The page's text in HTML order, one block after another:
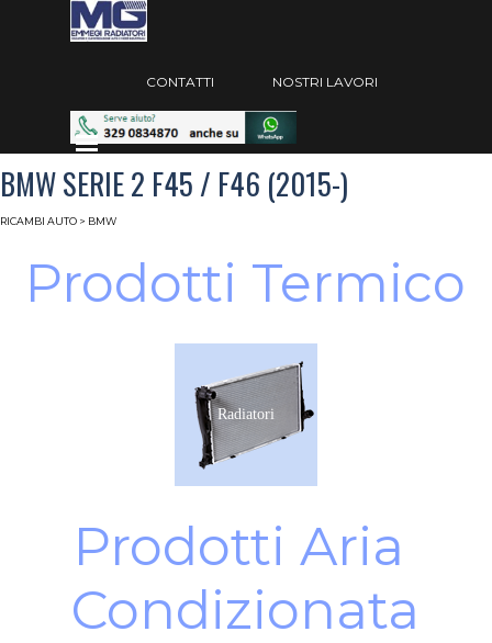
Vai ai contenuti
Salta menù
CONTATTI NOSTRI LAVORI
Salta menù
BMW SERIE 2 F45 / F46 (2015-)
RICAMBI AUTO > BMW
Prodotti Termico
Radiatori
Prodotti Aria
Condizionata